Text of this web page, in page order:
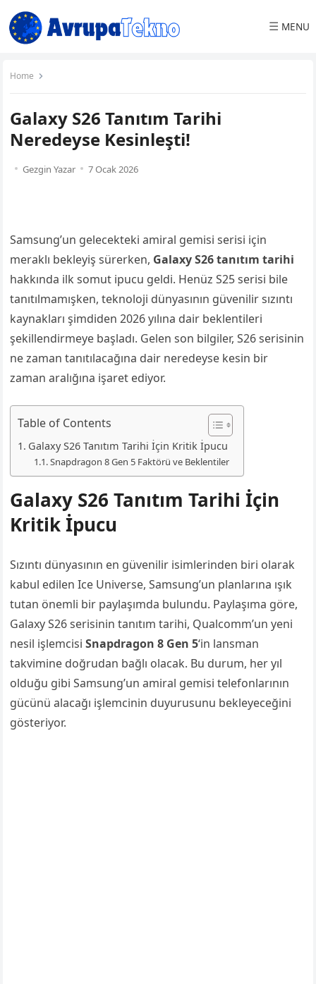
☰ MENU
Home
Galaxy S26 Tanıtım Tarihi
Neredeyse Kesinleşti!
Gezgin Yazar 7 Ocak 2026
Samsung’un gelecekteki amiral gemisi serisi için
meraklı bekleyiş sürerken, Galaxy S26 tanıtım tarihi
hakkında ilk somut ipucu geldi. Henüz S25 serisi bile
tanıtılmamışken, teknoloji dünyasının güvenilir sızıntı
kaynakları şimdiden 2026 yılına dair beklentileri
şekillendirmeye başladı. Gelen son bilgiler, S26 serisinin
ne zaman tanıtılacağına dair neredeyse kesin bir
zaman aralığına işaret ediyor.
Table of Contents
Galaxy S26 Tanıtım Tarihi İçin Kritik İpucu
Snapdragon 8 Gen 5 Faktörü ve Beklentiler
Galaxy S26 Tanıtım Tarihi İçin
Kritik İpucu
Sızıntı dünyasının en güvenilir isimlerinden biri olarak
kabul edilen Ice Universe, Samsung’un planlarına ışık
tutan önemli bir paylaşımda bulundu. Paylaşıma göre,
Galaxy S26 serisinin tanıtım tarihi, Qualcomm’un yeni
nesil işlemcisiSnapdragon 8 Gen 5‘in lansman
takvimine doğrudan bağlı olacak. Bu durum, her yıl
olduğu gibi Samsung’un amiral gemisi telefonlarının
gücünü alacağı işlemcinin duyurusunu bekleyeceğini
gösteriyor.